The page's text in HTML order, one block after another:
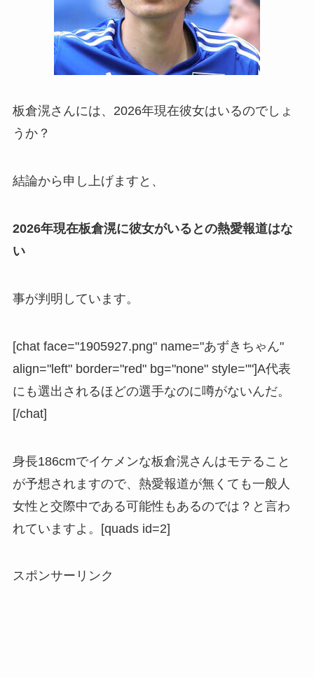
板倉滉さんには、 2026年現在彼女はいるのでしょ
うか？
結論から申し上げますと、
2026年現在板倉滉に彼女がいるとの熱愛報道はな
い
事が判明しています。
[chat face="1905927.png" name="あずきちゃん"
align="left" border="red" bg="none" style=""]A代表
にも選出されるほどの選手なのに噂がないんだ。
[/chat]
身長186cmでイケメンな板倉滉さんはモテること
が予想されますので、熱愛報道が無くても一般人
女性と交際中である可能性もあるのでは？ と言わ
れていますよ。[quads id=2]
スポンサーリンク